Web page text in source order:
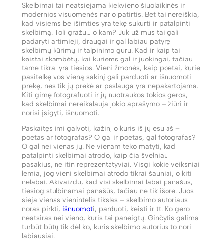
Skelbimai tai neatsiejama kiekvieno šiuolaikinės ir
modernios visuomenės nario patirtis. Bet tai nereiškia,
kad visiems be išimties yra tekę sukurti ir patalpinti
skelbimą. Toli gražu… o kam? Juk už mus tai gali
padaryti artimieji, draugai ir gal labiau patyrę
skelbimų kūrimų ir talpinimo guru. Kad ir kaip tai
keistai skambėtų, kai kuriems gal ir juokingai, tačiau
tame tikrai yra tiesios. Vieni žmonės, kaip poetai, kurie
pasitelkę vos vieną sakinį gali parduoti ar išnuomoti
prekę, nes tik jų prekė ar paslauga yra nepakartojama.
Kiti gimę fotografuoti ir jų nuotraukos tokios geros,
kad skelbimai nereikalauja jokio aprašymo – žiūri ir
norisi įsigyti, išnuomoti.
Paskaitęs imi galvoti, kažin, o kuris iš jų esu aš –
poetas ar fotografas? O gal ir poetas, gal fotografas?
O gal nei vienas jų. Ne vienam teko matyti, kad
patalpinti skelbimai atrodo, kaip čia švelniau
pasakius, ne itin reprezentatyviai. Visgi kokie veiksniai
lemia, jog vieni skelbimai atrodo tikrai šauniai, o kiti
nelabai. Akivaizdu, kad visi skelbimai labai panašus,
tiesiog stulbinamai panašūs, tačiau ne tik išore. Juos
sieja vienas vienintelis tikslas – skelbimo autoriaus
noras pirkti, išnuomoti, parduoti, keisti ir tt. Ko gero
neatsiras nei vieno, kuris tai paneigtų. Ginčytis galima
turbūt būtų tik dėl ko, kuris skelbimo autorius to nori
labiausiai.